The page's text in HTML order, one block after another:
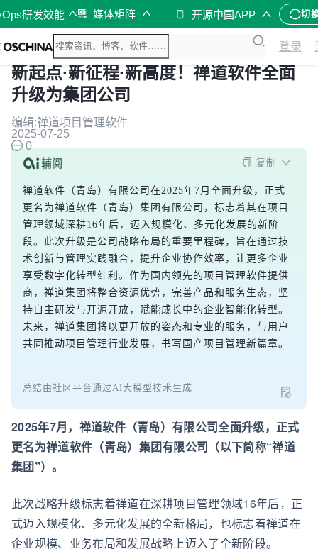
研发效能 媒体矩阵 开源中国APP 切
登录
新起点·新征程·新高度！禅道软件全面
升级为集团公司
编辑:禅道项目管理软件
2025-07-25
0
复制
禅道软件（青岛）有限公司在2025年7月全面升级，正式
更名为禅道软件（青岛）集团有限公司，标志着其在项目
管理领域深耕16年后，迈入规模化、多元化发展的新阶
段。此次升级是公司战略布局的重要里程碑，旨在通过技
术创新与管理实践融合，提升企业协作效率，让更多企业
享受数字化转型红利。作为国内领先的项目管理软件提供
商，禅道集团将整合资源优势，完善产品和服务生态，坚
持自主研发与开源开放，赋能成长中的企业智能化转型。
未来，禅道集团将以更开放的姿态和专业的服务，与用户
共同推动项目管理行业发展，书写国产项目管理新篇章。
总结由社区平台通过AI大模型技术生成
2025年7月，禅道软件（青岛）有限公司全面升级，正式
更名为禅道软件（青岛）集团有限公司（以下简称“禅道
集团”）。
此次战略升级标志着禅道在深耕项目管理领域16年后，正
式迈入规模化、多元化发展的全新格局，也标志着禅道在
企业规模、业务布局和发展战略上迈入了全新阶段。